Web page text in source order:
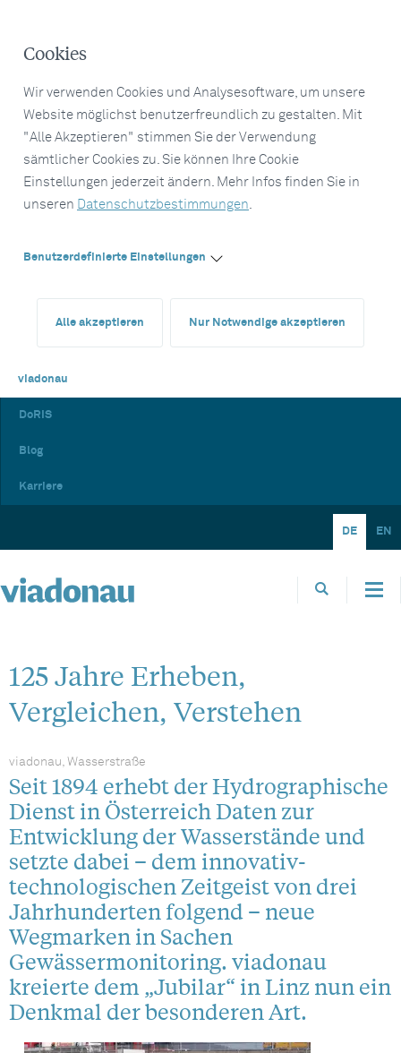
Cookies
Wir verwenden Cookies und Analysesoftware, um unsere
Website möglichst benutzerfreundlich zu gestalten. Mit
"Alle Akzeptieren" stimmen Sie der Verwendung
sämtlicher Cookies zu. Sie können Ihre Cookie
Einstellungen jederzeit ändern. Mehr Infos finden Sie in
unseren Datenschutzbestimmungen.
Benutzerdefinierte Einstellungen
Alle akzeptieren Nur Notwendige akzeptieren
viadonau
DoRIS
Blog
Karriere
DE EN
125 Jahre Erheben,
Vergleichen, Verstehen
viadonau, Wasserstraße
Seit 1894 erhebt der Hydrographische
Dienst in Österreich Daten zur
Entwicklung der Wasserstände und
setzte dabei – dem innovativ-
technologischen Zeitgeist von drei
Jahrhunderten folgend – neue
Wegmarken in Sachen
Gewässermonitoring. viadonau
kreierte dem „Jubilar“ in Linz nun ein
Denkmal der besonderen Art.